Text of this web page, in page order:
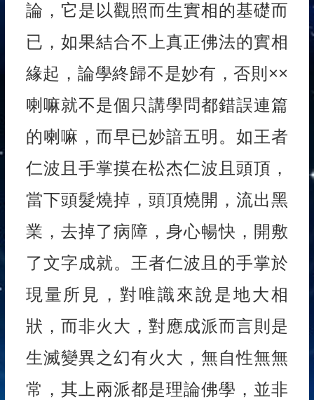
論，它是以觀照而生實相的基礎而
已，如果結合不上真正佛法的實相
緣起，論學終歸不是妙有，否則××
喇嘛就不是個只講學問都錯誤連篇
的喇嘛，而早已妙諳五明。如王者
仁波且手掌摸在松杰仁波且頭頂，
當下頭髮燒掉，頭頂燒開，流出黑
業，去掉了病障，身心暢快，開敷
了文字成就。王者仁波且的手掌於
現量所見，對唯識來說是地大相
狀，而非火大，對應成派而言則是
生滅變異之幻有火大，無自性無無
常，其上兩派都是理論佛學，並非